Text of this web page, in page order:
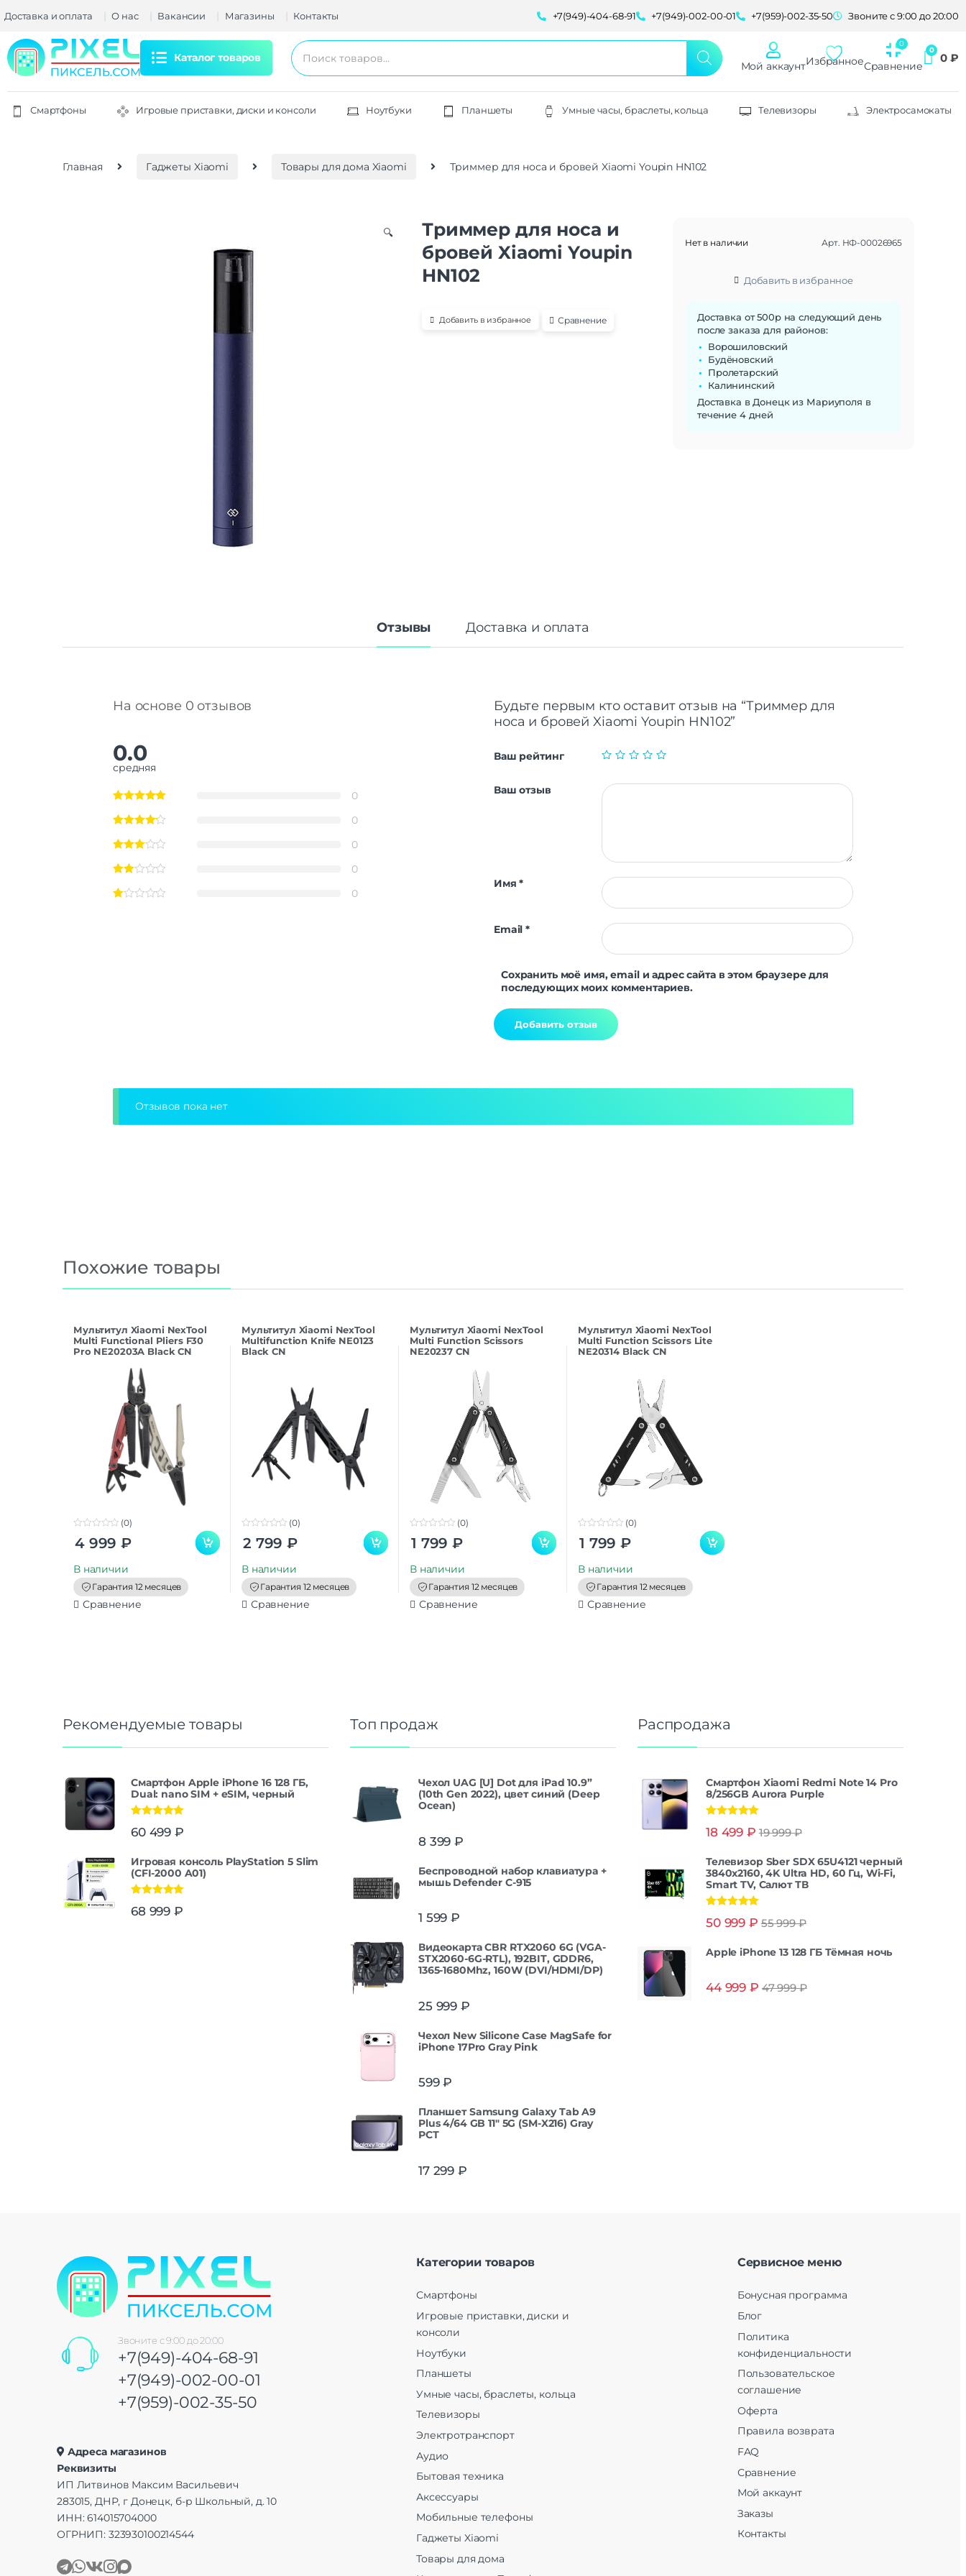
Доставка и оплата О нас Вакансии Магазины Контакты +7(949)-404-68-91 +7(949)-002-00-01 +7(959)-002-35-50 Звоните с 9:00 до 20:00
Каталог товаров
Мой аккаунтИзбранноеСравнение
0 ₽
Смартфоны Игровые приставки, диски и консоли Ноутбуки Планшеты Умные часы, браслеты, кольца Телевизоры Электросамокаты
Главная Гаджеты Xiaomi Товары для дома Xiaomi Триммер для носа и бровей Xiaomi Youpin HN102
🔍
Триммер для носа и
бровей Xiaomi Youpin
HN102
Добавить в избранное Сравнение
Нет в наличии Арт. НФ-00026965
Добавить в избранное
Доставка от 500р на следующий день
после заказа для районов:
Ворошиловский
Будёновский
Пролетарский
Калининский
Доставка в Донецк из Мариуполя в
течение 4 дней
Отзывы Доставка и оплата
На основе 0 отзывов
0.0
средняя
0
0
0
0
0
Будьте первым кто оставит отзыв на “Триммер для
носа и бровей Xiaomi Youpin HN102”
Ваш рейтинг
Ваш отзыв
Имя*
Email*
Сохранить моё имя, email и адрес сайта в этом браузере для
последующих моих комментариев.
Отзывов пока нет
Похожие товары
Мультитул Xiaomi NexTool
Multi Functional Pliers F30
Pro NE20203A Black CN
o
o
(0)
4 999 ₽
В наличии
Гарантия 12 месяцев
Сравнение
Мультитул Xiaomi NexTool
Multifunction Knife NE0123
Black CN
o
o
(0)
2 799 ₽
В наличии
Гарантия 12 месяцев
Сравнение
Мультитул Xiaomi NexTool
Multi Function Scissors
NE20237 CN
o
(0)
1 799 ₽
В наличии
Гарантия 12 месяцев
Сравнение
Мультитул Xiaomi NexTool
Multi Function Scissors Lite
NE20314 Black CN
o
(0)
1 799 ₽
В наличии
Гарантия 12 месяцев
Сравнение
Рекомендуемые товары
Смартфон Apple iPhone 16 128 ГБ,
Dual: nano SIM + eSIM, черный
из 5
60 499 ₽
Игровая консоль PlayStation 5 Slim
(CFI-2000 A01)
из 5
68 999 ₽
Топ продаж
Чехол UAG [U] Dot для iPad 10.9”
(10th Gen 2022), цвет синий (Deep
Ocean)
8 399 ₽
Беспроводной набор клавиатура +
мышь Defender С-915
1 599 ₽
Видеокарта CBR RTX2060 6G (VGA-
STX2060-6G-RTL), 192BIT, GDDR6,
1365-1680Mhz, 160W (DVI/HDMI/DP)
25 999 ₽
Чехол New Silicone Case MagSafe for
iPhone 17Pro Gray Pink
599₽
Планшет Samsung Galaxy Tab A9
Plus 4/64 GB 11" 5G (SM-X216) Gray
РСТ
17 299 ₽
Распродажа
Смартфон Xiaomi Redmi Note 14 Pro
8/256GB Aurora Purple
из 5
18 499 ₽ 19 999₽
Телевизор Sber SDX 65U4121 черный
3840x2160, 4K Ultra HD, 60 Гц, Wi-Fi,
Smart TV, Салют ТВ
из 5
50 999 ₽ 55 999₽
Apple iPhone 13 128 ГБ Тёмная ночь
44 999 ₽ 47 999₽
Звоните с 9:00 до 20:00
+7(949)-404-68-91
+7(949)-002-00-01
+7(959)-002-35-50
Адреса магазинов
Реквизиты
ИП Литвинов Максим Васильевич
283015, ДНР, г Донецк, б-р Школьный, д. 10
ИНН: 614015704000
ОГРНИП: 323930100214544
Категории товаров
Смартфоны
Игровые приставки, диски и
консоли
Ноутбуки
Планшеты
Умные часы, браслеты, кольца
Телевизоры
Электротранспорт
Аудио
Бытовая техника
Аксессуары
Мобильные телефоны
Гаджеты Xiaomi
Товары для дома
Сервисное меню
Бонусная программа
Блог
Политика
конфиденциальности
Пользовательское
соглашение
Оферта
Правила возврата
FAQ
Сравнение
Мой аккаунт
Заказы
Контакты